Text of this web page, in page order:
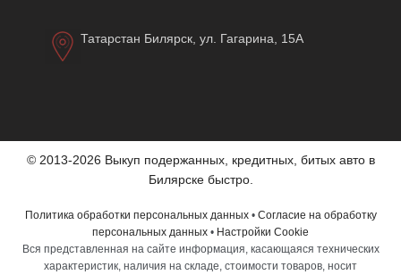
Татарстан Билярск, ул. Гагарина, 15А
© 2013-2026 Выкуп подержанных, кредитных, битых авто в
Билярске быстро.
Политика обработки персональных данных• Согласие на обработку
персональных данных • Настройки Cookie
Вся представленная на сайте информация, касающаяся технических
характеристик, наличия на складе, стоимости товаров, носит